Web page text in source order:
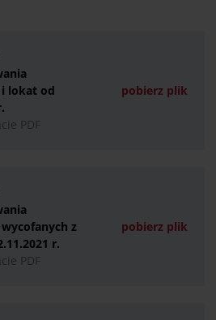
lokat od
PDF
pobierz plik
z
r.
PDF
pobierz plik